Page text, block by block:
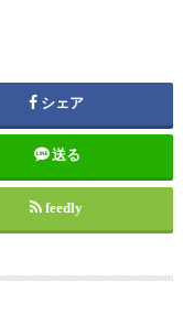
シェア
送る
feedly